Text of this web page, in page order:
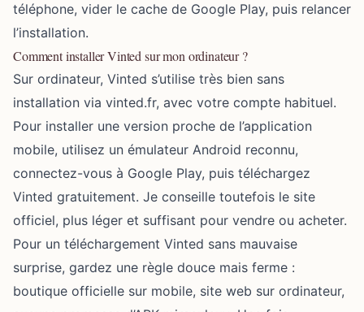
téléphone, vider le cache de Google Play, puis relancer
l’installation.
Comment installer Vinted sur mon ordinateur ?
Sur ordinateur, Vinted s’utilise très bien sans
installation via vinted.fr, avec votre compte habituel.
Pour installer une version proche de l’application
mobile, utilisez un émulateur Android reconnu,
connectez-vous à Google Play, puis téléchargez
Vinted gratuitement. Je conseille toutefois le site
officiel, plus léger et suffisant pour vendre ou acheter.
Pour un téléchargement Vinted sans mauvaise
surprise, gardez une règle douce mais ferme :
boutique officielle sur mobile, site web sur ordinateur,